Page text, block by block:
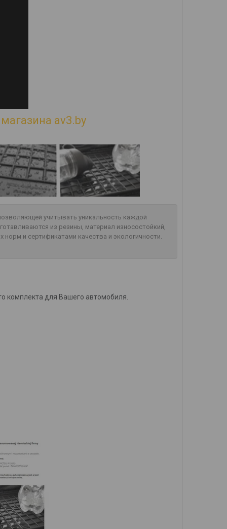
av3.by
учитывать уникальность каждой
из резины, материал износостойкий,
норм и сертификатами качества и экологичности.
комплекта для Вашего автомобиля.